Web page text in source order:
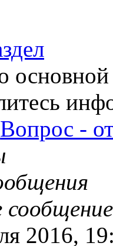
Вопрос -
сообщение
2016,